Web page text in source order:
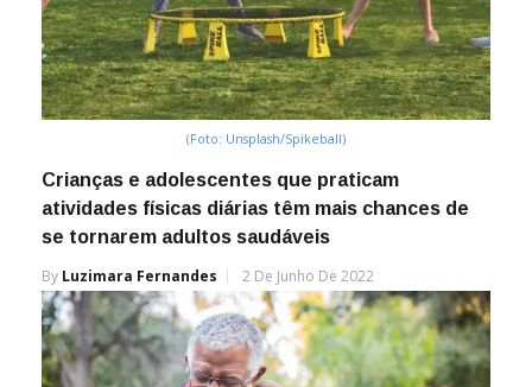
(Foto: Unsplash/Spikeball)
Crianças e adolescentes que praticam
atividades físicas diárias têm mais chances de
se tornarem adultos saudáveis
By Luzimara Fernandes 2 De Junho De 2022